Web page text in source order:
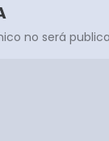
no será